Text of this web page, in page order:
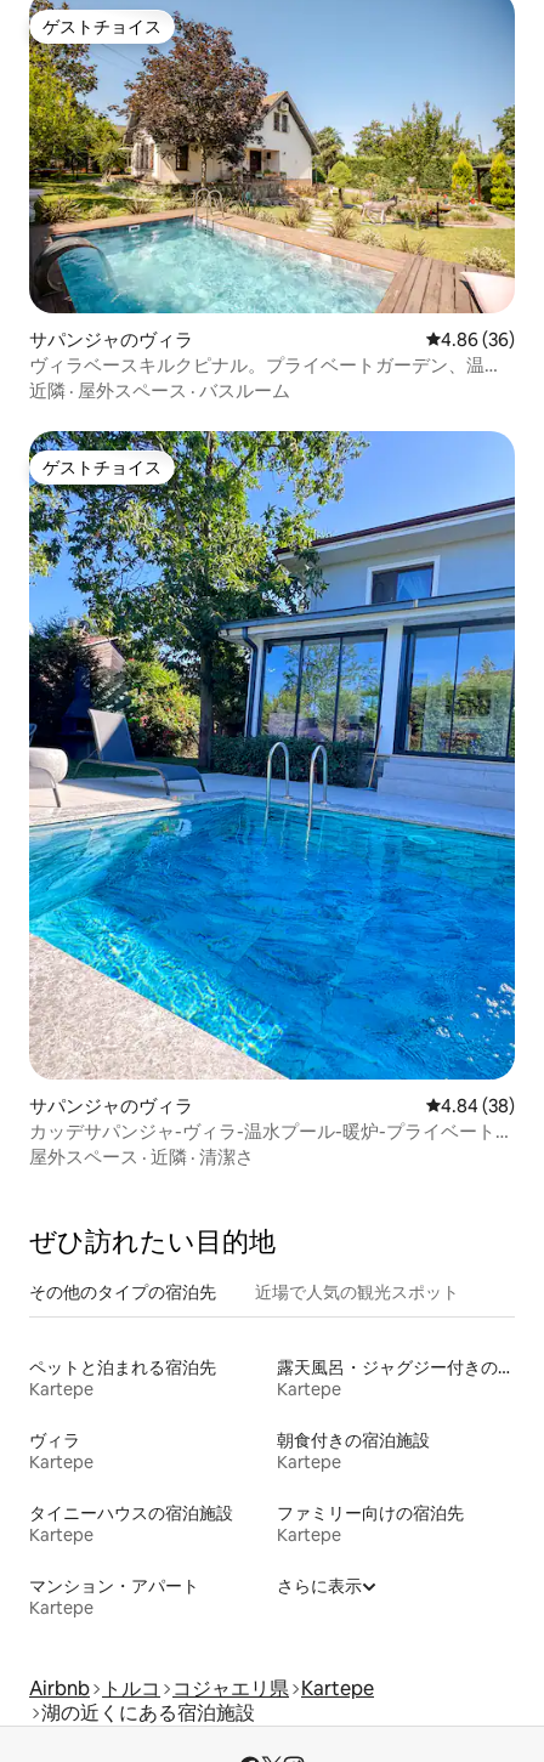
ゲストチョイス
ゲストチョイス
サパンジャのヴィラ レビュー36
4.86 (36)
ヴィラベースキルクピナル。プライベートガーデン、温水
プール付き。
近隣 · 屋外スペース · バスルーム
ゲストチョイス
ゲストチョイス
サパンジャのヴィラ レビュー38
4.84 (38)
カッデサパンジャ-ヴィラ-温水プール-暖炉-プライベートガ
ーデン
屋外スペース · 近隣 · 清潔さ
ぜひ訪⁠れ⁠た⁠い目⁠的⁠地
その他のタ⁠イ⁠プ⁠の宿⁠泊⁠先 近場で人気の観光スポット
ペットと泊まれる宿泊先
Kartepe
露天風呂・ジャグジー付きの宿泊施設
Kartepe
ヴィラ
Kartepe
朝食付きの宿泊施設
Kartepe
タイニーハウスの宿泊施設
Kartepe
ファミリー向けの宿泊先
Kartepe
マンション・アパート
Kartepe
さらに表示
Airbnb トルコ コジャエリ県 Kartepe
湖の近くにある宿泊施設